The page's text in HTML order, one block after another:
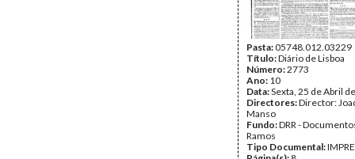
Pasta:05748.012.03229
Título:Diário de Lisboa
Número:2773
Ano: 10
Data:Sexta, 25 de Abril
Directores:Director:
Manso
Fundo:DRR -
Ramos
Tipo Documental: